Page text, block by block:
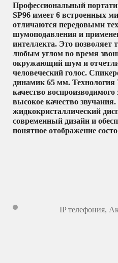
Профессиональный
SP96 имеет 6 встроенных
отличаются передовыми
шумоподавления и
интеллекта. Это позволяет
любым углом во время
окружающий шум и
человеческий голос.
динамик 65 мм.
качество воспроизводимого
высокое качество
жидкокристаллический
современный дизайн и
понятное отображение
IP телефония,